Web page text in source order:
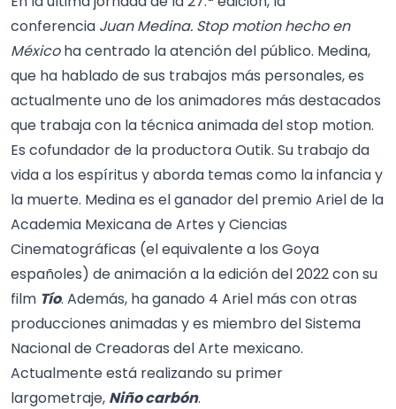
conferencia Juan Medina. Stop motion hecho en
Méxicoha centrado la atención del público. Medina,
que ha hablado de sus trabajos más personales, es
actualmente uno de los animadores más destacados
que trabaja con la técnica animada del stop motion.
Es cofundador de la productora Outik. Su trabajo da
vida a los espíritus y aborda temas como la infancia y
la muerte. Medina es el ganador del premio Ariel de la
Academia Mexicana de Artes y Ciencias
Cinematográficas (el equivalente a los Goya
españoles) de animación a la edición del 2022 con su
film Tío. Además, ha ganado 4 Ariel más con otras
producciones animadas y es miembro del Sistema
Nacional de Creadoras del Arte mexicano.
Actualmente está realizando su primer
largometraje, Niño carbón.